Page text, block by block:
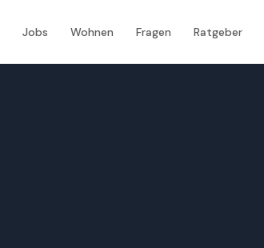
Jobs Wohnen Fragen Ratgeber